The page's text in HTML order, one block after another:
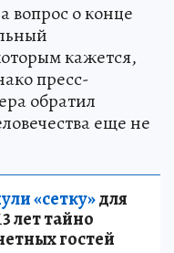
вопрос о конце
кажется,
пресс-
обратил
еще не
«сетку»для
лет тайно
гостей